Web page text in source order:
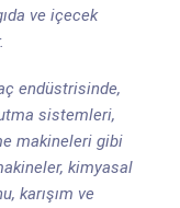
ve içecek
endüstrisinde,
sistemleri,
makineleri gibi
kimyasal
karışım ve